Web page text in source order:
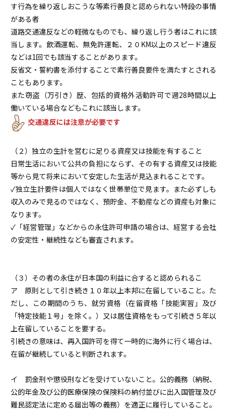
す行為を繰り返しおこうな等素行善良と認められない特段の事情
がある者
道路交通違反などの軽微なものでも、繰り返し行う者はこれに該
当します。飲酒運転、無免許運転、２０KM以上のスピード違反
などは1回でも該当することがあります。
反省文・誓約書を添付することで素行善良要件を満たすとされる
こともあります。
また窃盗（万引き）歴、包括的資格外活動許可で週28時間以上
働いている場合などもこれに該当します。
交通違反には注意が必要です
（２）独立の生計を営むに足りる資産又は技能を有すること
日常生活において公共の負担にならず、その有する資産又は技能
等から見て将来において安定した生活が見込まれることです。
✓独立生計要件は個人ではなく世帯単位で見ます。また必ずしも
収入のみで見るのではなく、預貯金、不動産などの資産も対象に
なります。
✓「経営管理」などからの永住許可申請の場合は、経営する会社
の安定性・継続性なども審査されます。
（３）その者の永住が日本国の利益に合すると認められるこ
ア 原則として引き続き１０年以上本邦に在留していること。た
だし、この期間のうち、就労資格（在留資格「技能実習」及び
「特定技能１号」を除く。）又は居住資格をもって引続き５年以
上在留していることを要する。
引続きの意味は、再入国許可を得て一時的に海外に行く場合は、
在留が継続していると判断されます。
イ 罰金刑や懲役刑などを受けていないこと。公的義務（納税、
公的年金及び公的医療保険の保険料の納付並びに出入国管理及び
難民認定法に定める届出等の義務）を適正に履行していること。